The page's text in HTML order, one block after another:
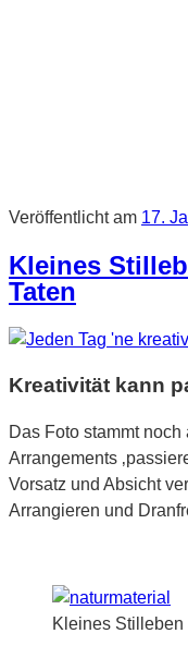
Veröffentlicht am 17.
Kleines
Taten
Kreativität kann
Das Foto stammt
Arrangements
Vorsatz und Absicht
Arrangieren und
Kleines Stilleben